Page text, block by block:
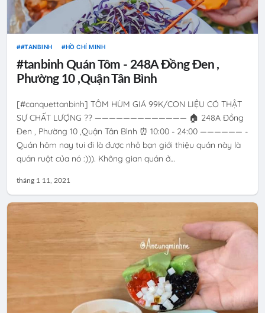
#TANBINH HỒ CHÍ MINH
#tanbinh Quán Tôm - 248A Đồng Đen ,
Phường 10 ,Quận Tân Bình
[#canquettanbinh] TÔM HÙM GIÁ 99K/CON LIỆU CÓ THẬT
SỰ CHẤT LƯỢNG ?? ————————————— 🏠 248A Đồng
Đen , Phường 10 ,Quận Tân Bình ⏰ 10:00 - 24:00 —————— -
Quán hôm nay tui đi là được nhỏ bạn giới thiệu quán này là
quán ruột của nó :))). Không gian quán ở…
tháng 1 11, 2021